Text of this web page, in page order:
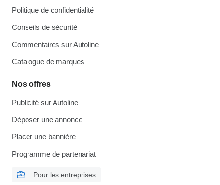
Politique de confidentialité
Conseils de sécurité
Commentaires sur Autoline
Catalogue de marques
Nos offres
Publicité sur Autoline
Déposer une annonce
Placer une bannière
Programme de partenariat
Pour les entreprises